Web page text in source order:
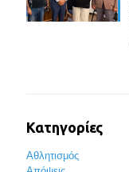
Κατηγορίες
Αθλητισμός